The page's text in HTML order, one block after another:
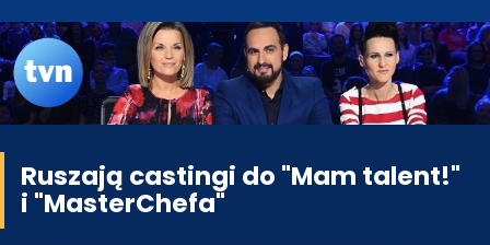
Ruszają castingi do "Mam talent!"
i "MasterChefa"